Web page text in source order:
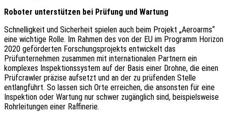
Roboter unterstützen bei Prüfung und Wartung
Schnelligkeit und Sicherheit spielen auch beim Projekt „Aeroarms“
eine wichtige Rolle. Im Rahmen des von der EU im Programm Horizon
2020 geförderten Forschungsprojekts entwickelt das
Prüfunternehmen zusammen mit internationalen Partnern ein
komplexes Inspektionssystem auf der Basis einer Drohne, die einen
Prüfcrawler präzise aufsetzt und an der zu prüfenden Stelle
entlangführt. So lassen sich Orte erreichen, die ansonsten für eine
Inspektion oder Wartung nur schwer zugänglich sind, beispielsweise
Rohrleitungen einer Raffinerie.